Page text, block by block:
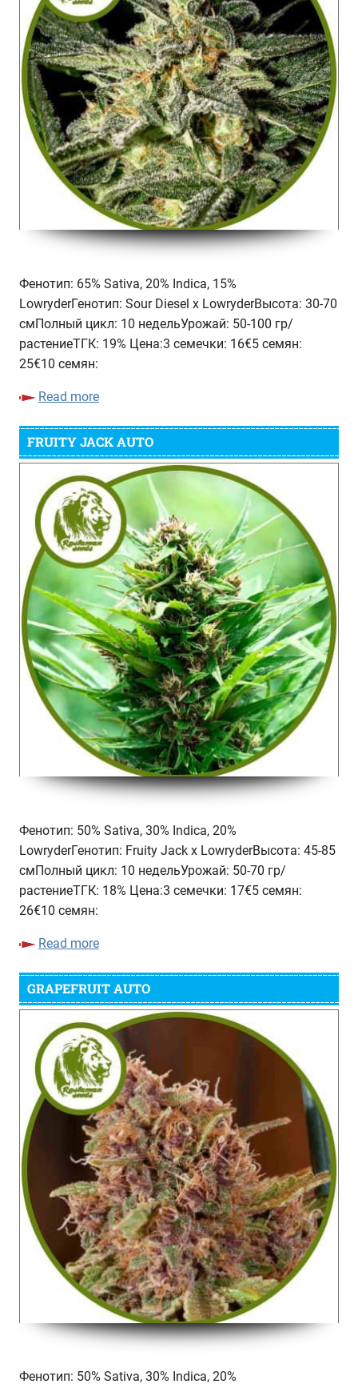
Фенотип: 65% Sativa, 20% Indica, 15%
LowryderГенотип: Sour Diesel x LowryderВысота: 30-70
смПолный цикл: 10 недельУрожай: 50-100 гр/
растениеТГК: 19% Цена:3 семечки: 16€5 семян:
25€10 семян:
Read more
FRUITY JACK AUTO
Фенотип: 50% Sativa, 30% Indica, 20%
LowryderГенотип: Fruity Jack x LowryderВысота: 45-85
смПолный цикл: 10 недельУрожай: 50-70 гр/
растениеТГК: 18% Цена:3 семечки: 17€5 семян:
26€10 семян:
Read more
GRAPEFRUIT AUTO
Фенотип: 50% Sativa, 30% Indica, 20%